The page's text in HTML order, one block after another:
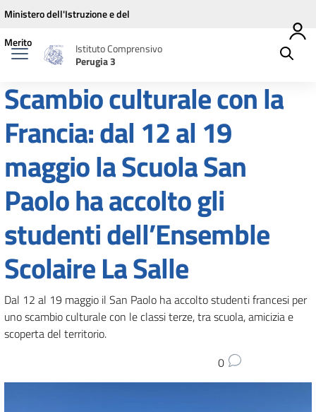
Vai ai contenuti
Vai al menu di navigazione
Vai al footer
Ministero dell'Istruzione e del
Merito
Istituto Comprensivo
Perugia 3
Scambio culturale con la
Francia: dal 12 al 19
maggio la Scuola San
Paolo ha accolto gli
studenti dell’Ensemble
Scolaire La Salle
Dal 12 al 19 maggio il San Paolo ha accolto studenti francesi per
uno scambio culturale con le classi terze, tra scuola, amicizia e
scoperta del territorio.
0